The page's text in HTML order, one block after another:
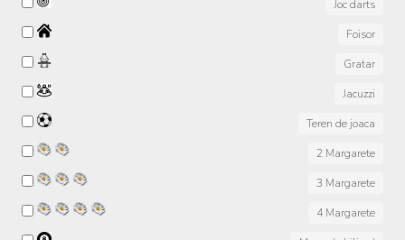
Joc darts
Foisor
Gratar
Jacuzzi
Teren de joaca
2 Margarete
3 Margarete
4 Margarete